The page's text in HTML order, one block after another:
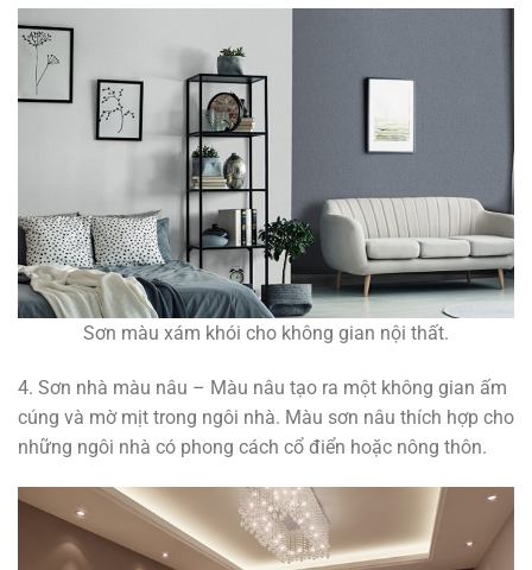
Sơn màu xám khói cho không gian nội thất.
4. Sơn nhà màu nâu – Màu nâu tạo ra một không gian ấm
cúng và mờ mịt trong ngôi nhà. Màu sơn nâu thích hợp cho
những ngôi nhà có phong cách cổ điển hoặc nông thôn.